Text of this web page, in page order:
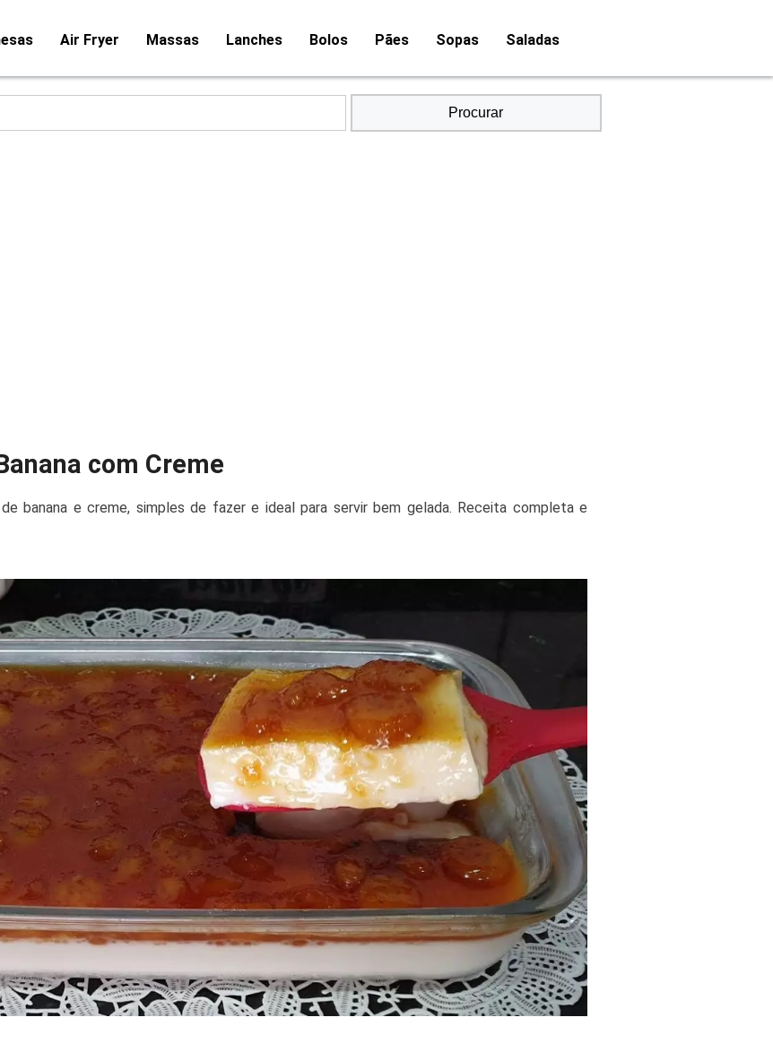
Air Fryer Massas Lanches Bolos Pães Sopas Saladas
Procurar
com Creme
banana e creme, simples de fazer e ideal para servir bem gelada. Receita completa e